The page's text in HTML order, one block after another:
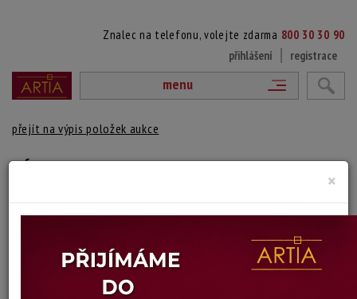
Znalec na telefonu, volejte zdarma 800 30 30 90
přihlášení
registrace
menu
přejít na výpis položek aukce
VÁZA
Autor:Maija Carlson
sklárna Oy Kumela, signováno zespodu
Výška: 19 cm, hloubka: 8,5 cm, délka: 8,5 cm
×